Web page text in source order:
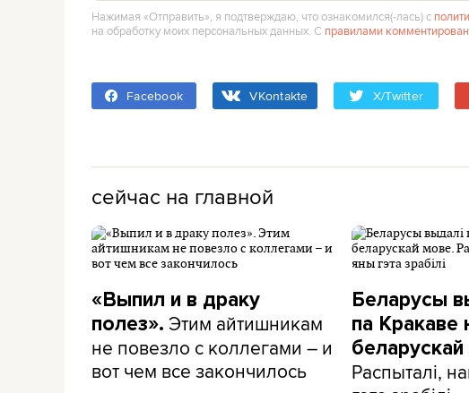
Нажимая «Отправить», я подтверждаю, что ознакомился(‑лась) с
на обработку моих персональных данных. С правилами
Facebook VKontakte X/Twitter
сейчас на главной
«Выпил и в драку
полез». Этим айтишникам
не повезло с коллегами – и
вот чем все закончилось
Беларусы
па Кракаве
Распыталі,